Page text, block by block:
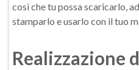
così che tu possa scaricarlo,
stamparlo e usarlo con il tuo
Realizzazione